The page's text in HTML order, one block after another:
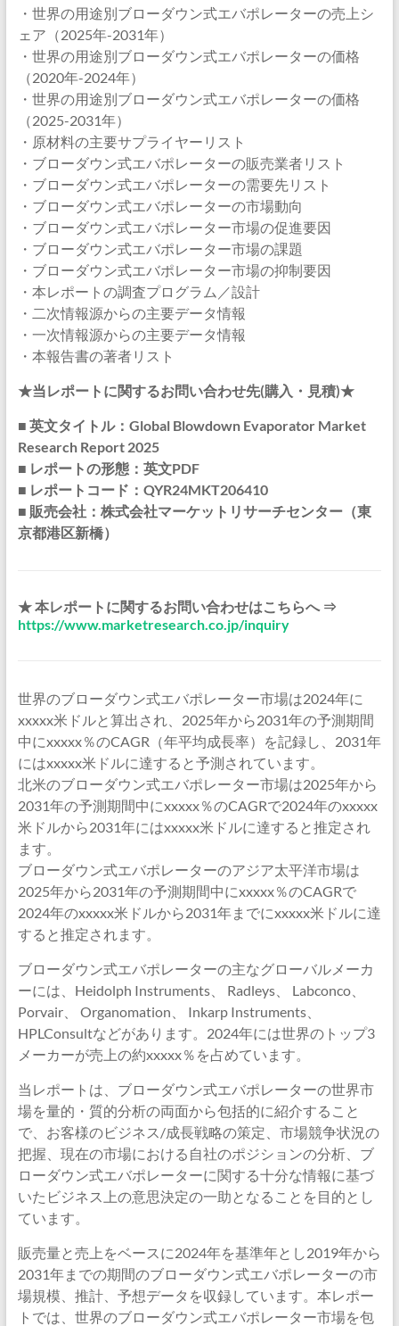
・世界の用途別ブローダウン式エバポレーターの売上シ
ェア（2025年-2031年）
・世界の用途別ブローダウン式エバポレーターの価格
（2020年-2024年）
・世界の用途別ブローダウン式エバポレーターの価格
（2025-2031年）
・原材料の主要サプライヤーリスト
・ブローダウン式エバポレーターの販売業者リスト
・ブローダウン式エバポレーターの需要先リスト
・ブローダウン式エバポレーターの市場動向
・ブローダウン式エバポレーター市場の促進要因
・ブローダウン式エバポレーター市場の課題
・ブローダウン式エバポレーター市場の抑制要因
・本レポートの調査プログラム／設計
・二次情報源からの主要データ情報
・一次情報源からの主要データ情報
・本報告書の著者リスト
★当レポートに関するお問い合わせ先(購入・見積)★
■ 英文タイトル：Global Blowdown Evaporator Market
Research Report 2025
■ レポートの形態：英文PDF
■ レポートコード：QYR24MKT206410
■ 販売会社：株式会社マーケットリサーチセンター（東
京都港区新橋）
★ 本レポートに関するお問い合わせはこちらへ ⇒
https://www.marketresearch.co.jp/inquiry
世界のブローダウン式エバポレーター市場は2024年に
xxxxx米ドルと算出され、2025年から2031年の予測期間
中にxxxxx％のCAGR（年平均成長率）を記録し、2031年
にはxxxxx米ドルに達すると予測されています。
北米のブローダウン式エバポレーター市場は2025年から
2031年の予測期間中にxxxxx％のCAGRで2024年のxxxxx
米ドルから2031年にはxxxxx米ドルに達すると推定され
ます。
ブローダウン式エバポレーターのアジア太平洋市場は
2025年から2031年の予測期間中にxxxxx％のCAGRで
2024年のxxxxx米ドルから2031年までにxxxxx米ドルに達
すると推定されます。
ブローダウン式エバポレーターの主なグローバルメーカ
ーには、Heidolph Instruments、 Radleys、 Labconco、
Porvair、 Organomation、 Inkarp Instruments、
HPLConsultなどがあります。2024年には世界のトップ3
メーカーが売上の約xxxxx％を占めています。
当レポートは、ブローダウン式エバポレーターの世界市
場を量的・質的分析の両面から包括的に紹介すること
で、お客様のビジネス/成長戦略の策定、市場競争状況の
把握、現在の市場における自社のポジションの分析、ブ
ローダウン式エバポレーターに関する十分な情報に基づ
いたビジネス上の意思決定の一助となることを目的とし
ています。
販売量と売上をベースに2024年を基準年とし2019年から
2031年までの期間のブローダウン式エバポレーターの市
場規模、推計、予想データを収録しています。本レポー
トでは、世界のブローダウン式エバポレーター市場を包